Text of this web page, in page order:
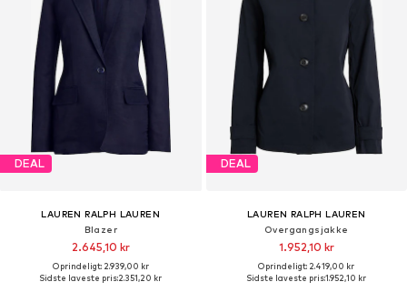
DEAL
LAUREN RALPH LAUREN
Blazer
2.645,10 kr
Oprindeligt: 2.939,00 kr
Sidste laveste pris:2.351,20 kr
DEAL
LAUREN RALPH LAUREN
Overgangsjakke
1.952,10 kr
Oprindeligt: 2.419,00 kr
Sidste laveste pris:1.952,10 kr